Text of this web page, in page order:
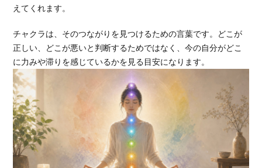
えてくれます。
チャクラは、そのつながりを見つけるための言葉です。どこが
正しい、どこが悪いと判断するためではなく、今の自分がどこ
に力みや滞りを感じているかを見る目安になります。